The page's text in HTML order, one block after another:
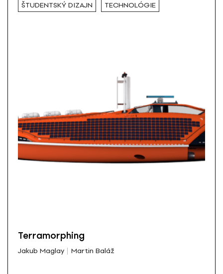
ŠTUDENTSKÝ DIZAJN TECHNOLÓGIE
Terramorphing
Jakub Maglay Martin Baláž